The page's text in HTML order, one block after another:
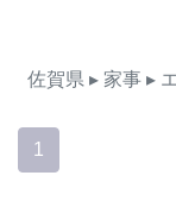
佐賀県 ▸ 家事 ▸
1